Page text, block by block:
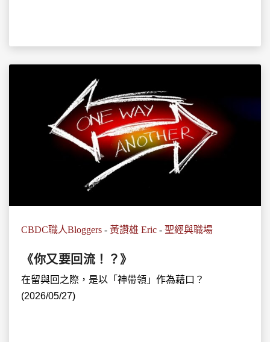
CBDC職人Bloggers - 黃讚雄 Eric - 聖經與職場
《你又要回流！？》
在留與回之際，是以「神帶領」作為藉口？
(2026/05/27)